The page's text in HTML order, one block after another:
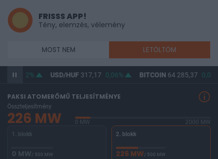
FRISSS APP!
Tény, elemzés, vélemény
MOST NEM LETÖLTÖM
0,02% USD/HUF317,17 0,06% BITCOIN64 285,37 0,03%
PAKSI ATOMERŐMŰ TELJESÍTMÉNYE
Összteljesítmény
226 MW 0 MW
2000 MW
1. blokk
0 MW/ 500 MW
2. blokk
226 MW/ 500 MW